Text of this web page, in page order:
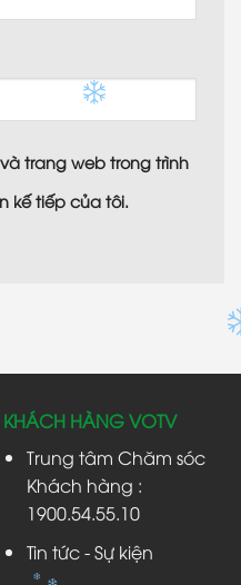
trang web trong trình
kế tiếp của tôi.
KHÁCH HÀNG VOTV
Trung tâm Chăm sóc
Khách hàng :
1900.54.55.10
Tin tức - Sự kiện